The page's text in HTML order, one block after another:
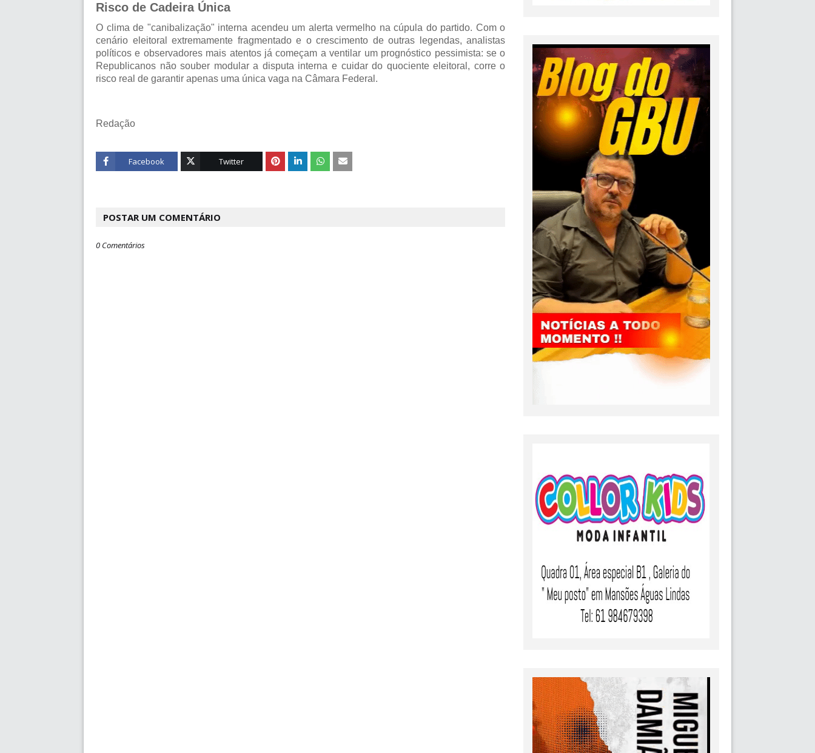
Risco de Cadeira Única
O clima de "canibalização" interna acendeu um alerta vermelho na cúpula do partido. Com o
cenário eleitoral extremamente fragmentado e o crescimento de outras legendas, analistas
políticos e observadores mais atentos já começam a ventilar um prognóstico pessimista: se o
Republicanos não souber modular a disputa interna e cuidar do quociente eleitoral, corre o
risco real de garantir apenas uma única vaga na Câmara Federal.
Redação
Facebook Twitter
POSTAR UM COMENTÁRIO
0 Comentários